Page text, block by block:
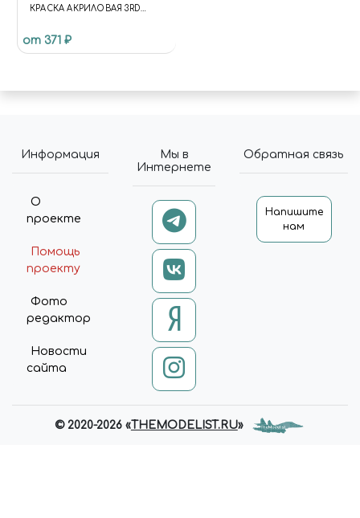
КРАСКА АКРИЛОВАЯ 3RD
/ ПЕСЧАНЫЙ БЛЕДНЫЙ
от 371 ₽
Информация
О
проекте
Помощь
проекту
Фото
редактор
Новости
сайта
Мы в
Интернете
Обратная связь
Напишите
нам
© 2020-2026 «THEMODELIST.RU»